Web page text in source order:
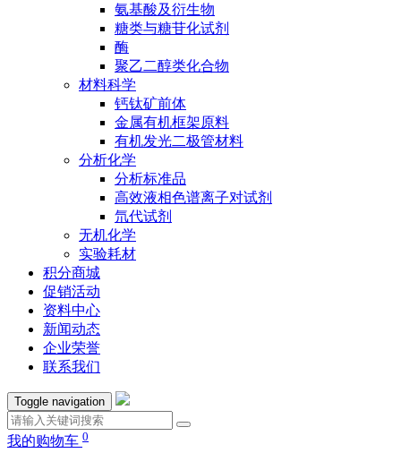
氨基酸及衍生物
糖类与糖苷化试剂
酶
聚乙二醇类化合物
材料科学
钙钛矿前体
金属有机框架原料
有机发光二极管材料
分析化学
分析标准品
高效液相色谱离子对试剂
氘代试剂
无机化学
实验耗材
积分商城
促销活动
资料中心
新闻动态
企业荣誉
联系我们
Toggle navigation
我的购物车 0